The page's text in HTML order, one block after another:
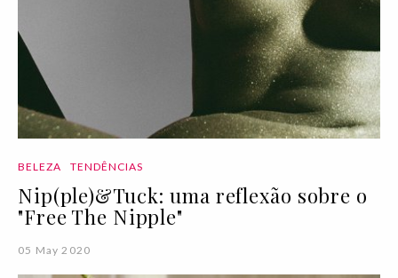
BELEZA TENDÊNCIAS
Nip(ple)&Tuck: uma reflexão sobre o
"Free The Nipple"
05 May 2020